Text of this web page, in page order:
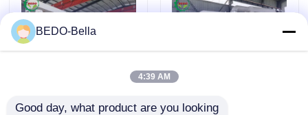
কাঠ চিপার মেশিন
কাঠের কাঠের মেশিন
BEDO-Bella
4:39 AM
Good day, what product are you looking